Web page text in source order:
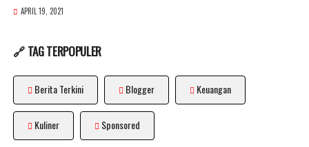
APRIL 19, 2021
🔗 TAG TERPOPULER
Berita Terkini Blogger Keuangan
Kuliner Sponsored